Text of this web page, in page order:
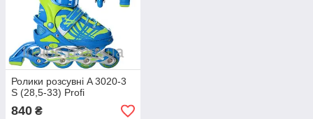
Ролики розсувні A 3020-3
S (28,5-33) Profi
840 ₴